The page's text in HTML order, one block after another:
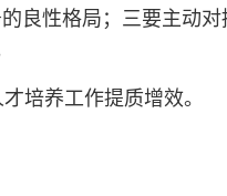
良性格局；三要主动对
培养工作提质增效。